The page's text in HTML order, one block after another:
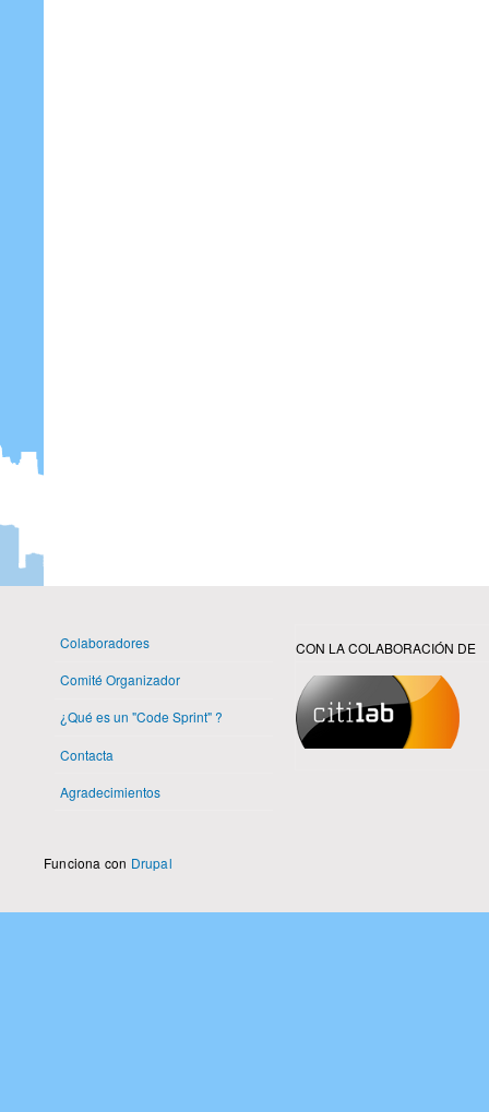
Colaboradores
Comité Organizador
¿Qué es un "Code Sprint" ?
Contacta
Agradecimientos
CON LA COLABORACIÓN DE
Funciona con Drupal